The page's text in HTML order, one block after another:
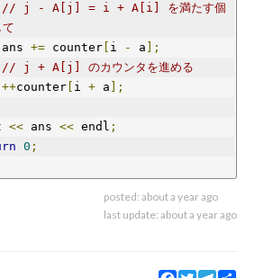
// j - A[j] = i + A[i] を満たす個
        ans
+= counter i - a ];
// j + A[j] のカウンタを進める
++counter i + a ];
<< ans << endl ;
0 ;
posted: about a year ago
last update: about a year ago